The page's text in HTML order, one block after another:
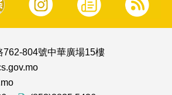
762-804號中華廣場15樓